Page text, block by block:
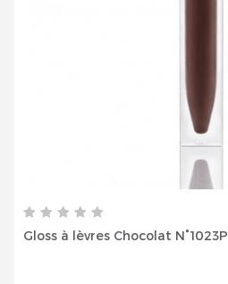
Gloss à lèvres Chocolat N°1023P